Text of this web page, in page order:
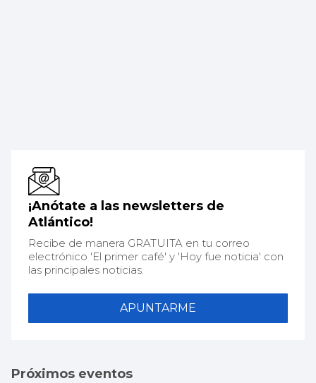
¡Anótate a las newsletters de
Atlántico!
Recibe de manera GRATUITA en tu correo
electrónico 'El primer café' y 'Hoy fue noticia' con
las principales noticias.
APUNTARME
Próximos eventos